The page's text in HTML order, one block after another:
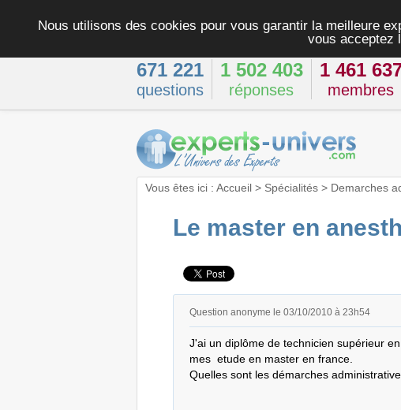
Nous utilisons des cookies pour vous garantir la meilleure
vous acceptez
671 221
questions
1 502 403
réponses
1 461
membres
Vous êtes ici : Accueil> Spécialités> Demarches
Le master en
Question anonyme le 03/10/2010 à 23h54
J'ai un diplôme de technicien supérieur
mes  etude en master en france.
Quelles sont les démarches